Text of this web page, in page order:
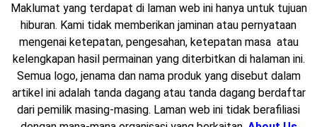
Maklumat yang terdapat di laman web ini hanya untuk tujuan
hiburan. Kami tidak memberikan jaminan atau pernyataan
mengenai ketepatan, pengesahan, ketepatan masa atau
kelengkapan hasil permainan yang diterbitkan di halaman ini.
Semua logo, jenama dan nama produk yang disebut dalam
artikel ini adalah tanda dagang atau tanda dagang berdaftar
dari pemilik masing-masing. Laman web ini tidak berafiliasi